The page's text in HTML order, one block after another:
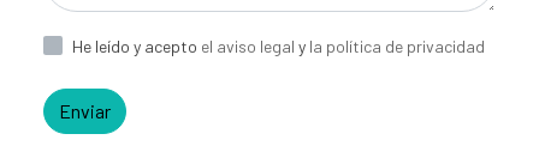
He leído y acepto el aviso legal y la política de privacidad
Enviar